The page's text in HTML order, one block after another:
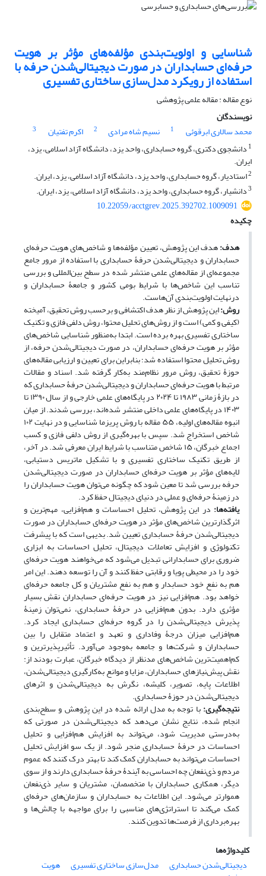
شناسایی و اولویت‌بندی مؤلفه‌‏های مؤثر بر هویت
حرفه‌ای حسابداران در صورت دیجیتالی‌‏شدن حرفه با
استفاده از رویکرد مدل‌سازی ساختاری تفسیری
نوع مقاله : مقاله علمی پژوهشی
نویسندگان
محمد سالاری ابرقوئی
1 نسیم شاه مرادی 2 اکرم تفتیان
3
1 دانشجوی دکتری، گروه حسابداری، واحد یزد، دانشگاه آزاد اسلامی، یزد،
ایران.
2استادیار، گروه حسابداری، واحد یزد، دانشگاه آزاد اسلامی، یزد، ایران.
3دانشیار، گروه حسابداری، واحد یزد، دانشگاه آزاد اسلامی، یزد، ایران.
10.22059/acctgrev.2025.392702.1009091
چکیده
هدف:هدف این پژوهش، تعیین مؤلفه‌ها و شاخص‌های هویت حرفه‌ای
حسابداران و دیجیتالی‌شدن حرفۀ حسابداری با استفاده از مرور جامع
مجموعه‌ای از مقاله‌های علمی منتشر شده در سطح بین‌المللی و بررسی
تناسب این شاخص‌ها با شرایط بومی کشور و جامعۀ حسابداران و
درنهایت اولویت‌بندی آن‌هاست.
روش:این پژوهش از نظر هدف اکتشافی و برحسب روش تحقیق، آمیخته
(کیفی و کمی) است و از روش‌های تحلیل محتوا، روش دلفی فازی و تکنیک
ساختاری تفسیری بهره برده است. ابتدا به‌منظور شناسایی شاخص‌های
مؤثر بر هویت حرفه‌ای حسابداران، در صورت دیجیتالی‌شدن حرفه، از
روش تحلیل محتوا استفاده شد؛ بنابراین برای تعیین و ارزیابی مقاله‌های
حوزۀ تحقیق، روش مرور نظام‌مند به‌کار گرفته شد. اسناد و مقالات
مرتبط با هویت حرفه‌ای حسابداران و دیجیتالی‌شدن حرفۀ حسابداری که
در بازۀ زمانی ۱۹۸۳ تا ۲۰۲۴ در پایگاه‌های علمی خارجی و از سال ۱۳۹۰ تا
۱۴۰۳ در پایگاه‌های علمی داخلی منتشر شده‌اند، بررسی شدند. از میان
انبوه مقاله‌های اولیه، ۵۵ مقاله با روش پریزما شناسایی و در نهایت ۱۰۲
شاخص استخراج شد. سپس با بهره‌گیری از روش دلفی فازی و کسب
اجماع خبرگان، ۱۵ شاخص متناسب با شرایط ایران معرفی شد. در آخر،
از طریق تکنیک ساختاری تفسیری و با تشکیل ماتریس دستیابی،
لایه‌های مؤثر بر هویت حرفه‌ای حسابداران در صورت دیجیتالی‌شدن
حرفه بررسی شد تا معین شود که چگونه می‌توان هویت حسابداران را
در زمینۀ حرفه‌ای و عملی در دنیای دیجیتال حفظ کرد.
یافته‌ها: در این پژوهش، تحلیل احساسات و هم‌افزایی، مهم‌ترین و
اثرگذارترین شاخص‌های مؤثر در هویت حرفه‌ای حسابداران در صورت
دیجیتالی‌شدن حرفۀ حسابداری تعیین شد. بدیهی است که با پیشرفت
تکنولوژی و افزایش تعاملات دیجیتال، تحلیل احساسات به ابزاری
ضروری برای حسابدارانی تبدیل می‌شود که می‌خواهند هویت حرفه‌ای
خود را در محیطی پویا و رقابتی حفظ کنند و آن را توسعه دهند. این امر
هم به نفع خود حسابدار و هم به نفع مشتریان و کل جامعه حرفه‌ای
خواهد بود. هم‌افزایی نیز در هویت حرفه‌ای حسابداران نقش بسیار
مؤثری دارد. بدون هم‌افزایی در حرفۀ حسابداری، نمی‌توان زمینۀ
پذیرش دیجیتالی‌شدن را در گروه حرفه‌ای حسابداری ایجاد کرد.
هم‌افزایی میزان درجۀ وفاداری و تعهد و اعتماد متقابل را بین
حسابداران و شرکت‌ها و جامعه به‌وجود می‌آورد. تأثیرپذیرترین و
کم‌اهمیت‌ترین شاخص‌های مدنظر از دیدگاه خبرگان، عبارت بودند از:
نقش پیش‌نیازهای حسابداران، مزایا و موانع به‌کارگیری دیجیتالی‌شدن،
اطلاعات پایه، تصویر، کلیشه، نگرش به دیجیتالی‌شدن و اثرهای
دیجیتالی‌شدن در حوزۀ حسابداری.
نتیجه‌گیری:با توجه به مدل ارائه شده در این پژوهش و سطح‌بندی
انجام شده، نتایج نشان می‌دهد که دیجیتالی‌شدن در صورتی که
به‌درستی مدیریت شود، می‌تواند به افزایش هم‌افزایی و تحلیل
احساسات در حرفۀ حسابداری منجر شود. از یک سو افزایش تحلیل
احساسات می‌تواند به حسابداران کمک کند تا بهتر درک کنند که عموم
مردم و ذی‌نفعان چه احساسی به آیندۀ حرفۀ حسابداری دارند و از سوی
دیگر، همکاری حسابداران با متخصصان، مشتریان و سایر ذی‌نفعان
هموارتر می‌شود. این اطلاعات به حسابداران و سازمان‌های حرفه‌ای
کمک می‌کند تا استراتژی‌های مناسبی را برای مواجهه با چالش‌ها و
بهره‌برداری از فرصت‌ها تدوین کنند.
کلیدواژه‌ها
دیجیتالی‌‏شدن حسابداری
مدل‌سازی ساختاری تفسیری هویت